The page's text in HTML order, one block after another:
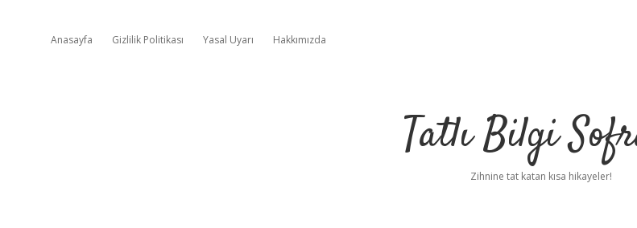
Anasayfa Gizlilik Politikası Yasal Uyarı Hakkımızda
Tatlı Bilgi
Zihnine tat katan kısa hikayeler!